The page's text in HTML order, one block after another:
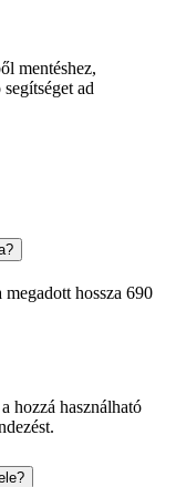
mentéshez,
ad
hossza 690
hozzá használható